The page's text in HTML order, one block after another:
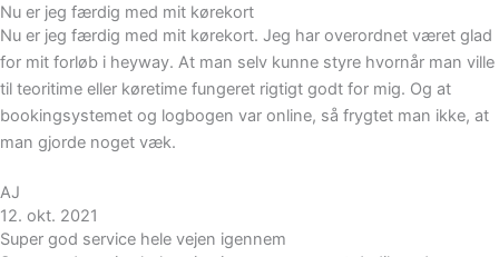
Nu er jeg færdig med mit kørekort
Nu er jeg færdig med mit kørekort. Jeg har overordnet været glad
for mit forløb i heyway. At man selv kunne styre hvornår man ville
til teoritime eller køretime fungeret rigtigt godt for mig. Og at
bookingsystemet og logbogen var online, så frygtet man ikke, at
man gjorde noget væk.
AJ
12. okt. 2021
Super god service hele vejen igennem